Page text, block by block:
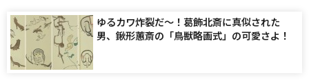
ゆるカワ炸裂だ〜！葛飾北斎に真似された
男、鍬形蕙斎の「鳥獣略画式」の可愛さよ！